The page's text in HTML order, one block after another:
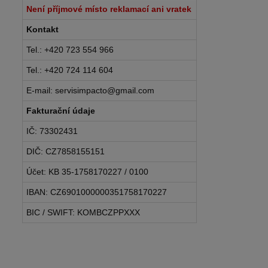
Není příjmové místo reklamací ani vratek
Kontakt
Tel.: +420 723 554 966
Tel.: +420 724 114 604
E-mail: servisimpacto@gmail.com
Fakturační údaje
IČ: 73302431
DIČ: CZ7858155151
Účet: KB 35-1758170227 / 0100
IBAN: CZ6901000000351758170227
BIC / SWIFT: KOMBCZPPXXX